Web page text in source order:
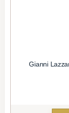
Gianni